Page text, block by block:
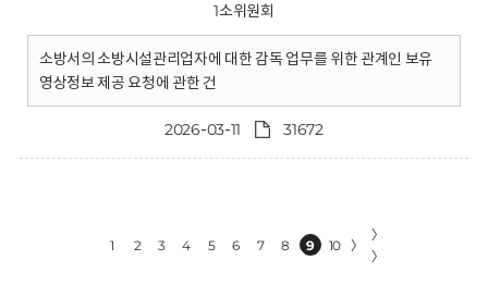
1소위원회
소방서의 소방시설관리업자에 대한 감독 업무를 위한 관계인 보유
영상정보 제공 요청에 관한 건
2026-03-11 31672
1 2 3 4 5 6 7 8 9 10 〉
〉
〉